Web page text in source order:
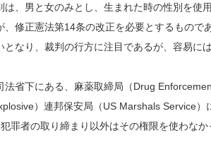
、男と女のみとし、生まれた時の性別を使
修正憲法第14条の改正を必要とするもので
なり、裁判の行方に注目であるが、容易に
省下にある、麻薬取締局（Drug
）連邦保安局（US Marshals Service）
罪者の取り締まり以外はその権限を使わなか